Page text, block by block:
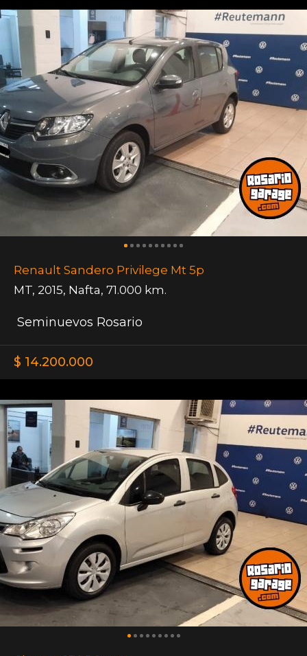
Renault Sandero Privilege Mt 5p
MT, 2015, Nafta, 71.000 km.
Seminuevos Rosario
$ 14.200.000